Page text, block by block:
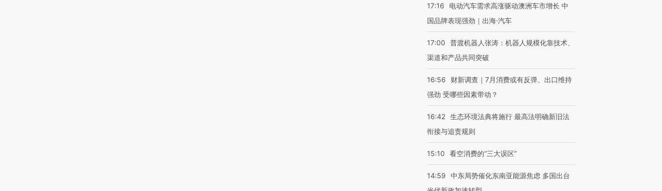
17:16
电动汽车需求高涨驱动澳洲车市增长 中
国品牌表现强劲｜出海·汽车
17:00
普渡机器人张涛：机器人规模化靠技术、
渠道和产品共同突破
16:56
财新调查｜7月消费或有反弹、出口维持
强劲 受哪些因素带动？
16:42 生态环境法典将施行 最高法明确新旧法
衔接与追责规则
15:10 看空消费的“三大误区”
14:59
中东局势催化东南亚能源焦虑 多国出台